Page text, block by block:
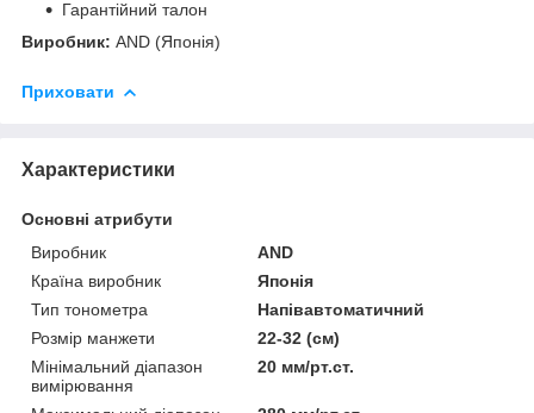
Гарантійний талон
Виробник: AND (Японія)
Приховати
Характеристики
Основні атрибути
Виробник
AND
Країна виробник
Японія
Тип тонометра
Напівавтоматичний
Розмір манжети
22-32 (см)
Мінімальний діапазон
вимірювання
20 мм/рт.ст.